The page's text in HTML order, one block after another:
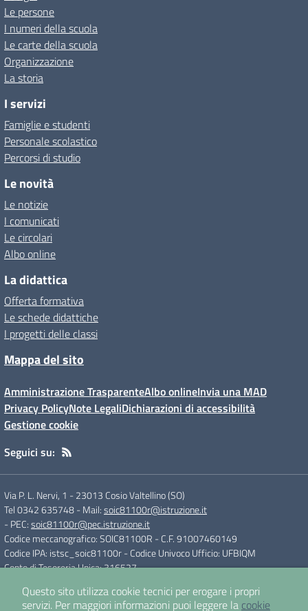
Le persone
I numeri della scuola
Le carte della scuola
Organizzazione
La storia
I servizi
Famiglie e studenti
Personale scolastico
Percorsi di studio
Le novità
Le notizie
I comunicati
Le circolari
Albo online
La didattica
Offerta formativa
Le schede didattiche
I progetti delle classi
Mappa del sito
Amministrazione TrasparenteAlbo onlineInvia una MAD
Privacy PolicyNote LegaliDichiarazioni di accessibilità
Gestione cookie
Seguici su:
Via P. L. Nervi, 1 -23013 Cosio Valtellino (SO)
Tel 0342 635748- Mail:soic81100r@istruzione.it
- PEC:soic81100r@pec.istruzione.it
Codice meccanografico: SOIC81100R - C.F. 91007460149
Codice IPA: istsc_soic81100r- Codice Univoco Ufficio: UFBIQM
Conto di Tesoreria Unica: 316527
Concept & Design by Designers Italia
Questo sito utilizza cookie tecnici per erogare i propri
servizi. Per maggiori informazioni puoi leggere la cookie